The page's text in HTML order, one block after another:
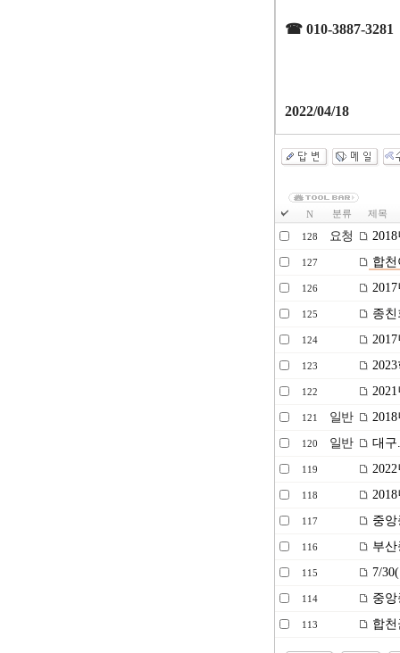
☎ 010-3887-3281
2022/04/18
N 분류 제목
128 요청
127 합
126
125 종
124
123
122
121 일반
120 일반 대구
119
118
117 중
116 부
115 7/
114 중
113 합